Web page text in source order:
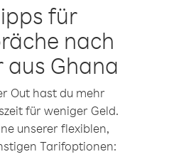
für
nach
aus Ghana
Out hast du mehr
für weniger Geld.
unserer flexiblen,
Tarifoptionen: